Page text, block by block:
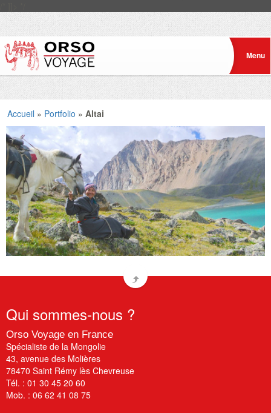
Accueil » Portfolio » Altai
Qui sommes-nous ?
Orso Voyage en France
Spécialiste de la Mongolie
43, avenue des Molières
78470 Saint Rémy lès Chevreuse
Tél. : 01 30 45 20 60
Mob. : 06 62 41 08 75